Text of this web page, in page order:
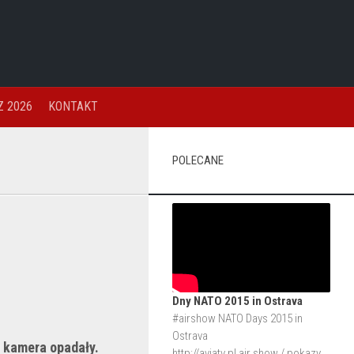
2026 KONTAKT
opadały.
POLECANE
Dny NATO 2015 in Ostrava
#airshow NATO Days 2015 in
Ostrava